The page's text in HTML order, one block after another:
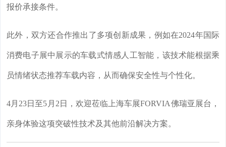
报价承接条件。
此外，双方还合作推出了多项创新成果，例如在2024年国际
消费电子展中展示的车载式情感人工智能，该技术能根据乘
员情绪状态推荐车载内容，从而确保安全性与个性化。
4月23日至5月2日，欢迎莅临上海车展FORVIA佛瑞亚展台，
亲身体验这项突破性技术及其他前沿解决方案。